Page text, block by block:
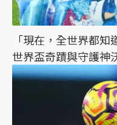
「現在，全世界都
世界盃奇蹟與守護神